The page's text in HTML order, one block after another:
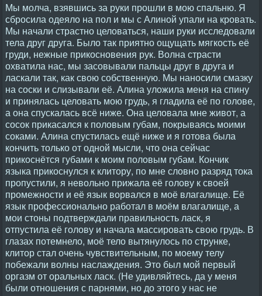
Мы молча, взявшись за руки прошли в мою спальню. Я
сбросила одеяло на пол и мы с Алиной упали на кровать.
Мы начали страстно целоваться, наши руки исследовали
тела друг друга. Было так приятно ощущать мягкость её
груди, нежные прикосновения рук. Волна страсти
охватила нас, мы засовывали пальцы друг в друга и
ласкали так, как свою собственную. Мы наносили смазку
на соски и слизывали её. Алина уложила меня на спину
и принялась целовать мою грудь, я гладила её по голове,
а она спускалась всё ниже. Она целовала мне живот, а
сосок прикасался к половым губам, покрываясь моими
соками. Алина спустилась ещё ниже и я готова была
кончить только от одной мысли, что она сейчас
прикоснётся губами к моим половым губам. Кончик
языка прикоснулся к клитору, по мне словно разряд тока
пропустили, я невольно прижала её голову к своей
промежности и её язык ворвался в моё влагалище. Её
язык профессионально работал в моём влагалище, а
мои стоны подтверждали правильность ласк, я
отпустила её голову и начала массировать свою грудь. В
глазах потемнело, моё тело вытянулось по струнке,
клитор стал очень чувствительным, по моему телу
побежали волны наслаждения. Это был мой первый
оргазм от оральных ласк. (Не удивляйтесь, да у меня
были отношения с парнями, но до этого у нас не